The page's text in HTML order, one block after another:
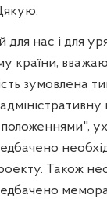
нас і для
країни,
зумовлена
Також